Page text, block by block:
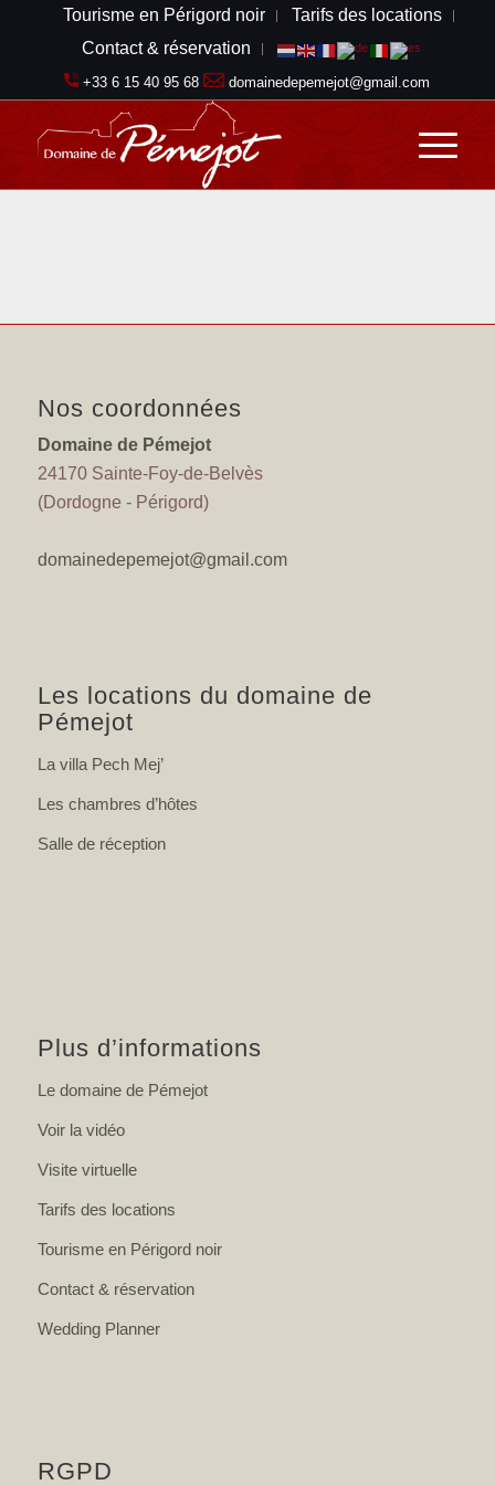
Tourisme en Périgord noir
Tarifs des locations
Contact & réservation
+33 6 15 40 95 68 domainedepemejot@gmail.com
Nos coordonnées
Domaine de Pémejot
24170 Sainte-Foy-de-Belvès
(Dordogne - Périgord)
domainedepemejot@gmail.com
Les locations du domaine de
Pémejot
La villa Pech Mej’
Les chambres d’hôtes
Salle de réception
Plus d’informations
Le domaine de Pémejot
Voir la vidéo
Visite virtuelle
Tarifs des locations
Tourisme en Périgord noir
Contact & réservation
Wedding Planner
RGPD